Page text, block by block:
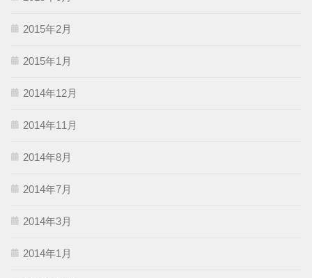
2015年2月
2015年1月
2014年12月
2014年11月
2014年8月
2014年7月
2014年3月
2014年1月